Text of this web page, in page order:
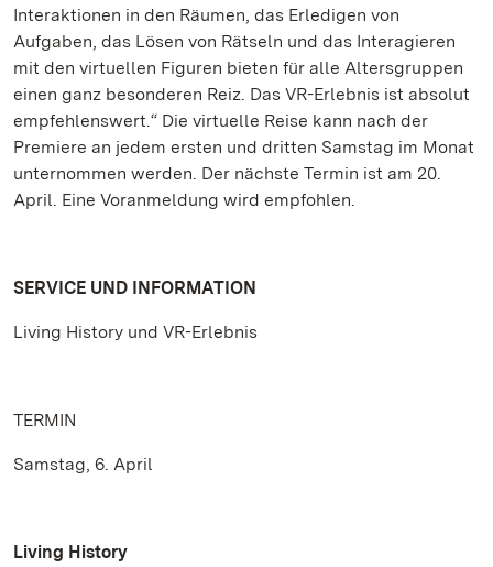
Interaktionen in den Räumen, das Erledigen von
Aufgaben, das Lösen von Rätseln und das Interagieren
mit den virtuellen Figuren bieten für alle Altersgruppen
einen ganz besonderen Reiz. Das VR-Erlebnis ist absolut
empfehlenswert.“ Die virtuelle Reise kann nach der
Premiere an jedem ersten und dritten Samstag im Monat
unternommen werden. Der nächste Termin ist am 20.
April. Eine Voranmeldung wird empfohlen.
SERVICE UND INFORMATION
Living History und VR-Erlebnis
TERMIN
Samstag, 6. April
Living History